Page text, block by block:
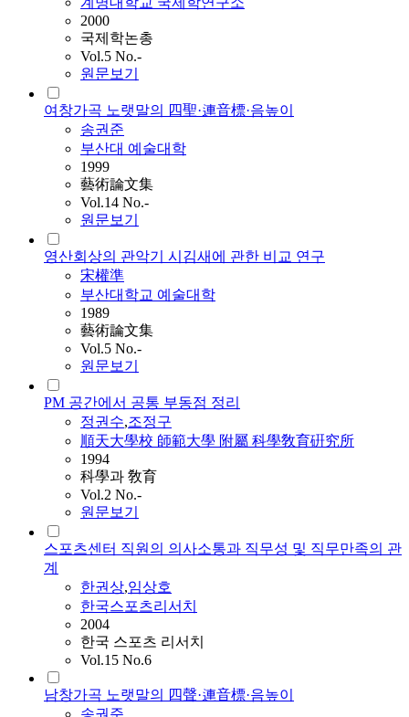
2000
국제학논총
Vol.5 No.-
원문보기
여창가곡 노랫말의 四聖·連音標·음높이
송권준
부산대 예술대학
1999
藝術論文集
Vol.14 No.-
원문보기
영산회상의 관악기 시김새에 관한 비교 연구
宋權準
부산대학교 예술대학
1989
藝術論文集
Vol.5 No.-
원문보기
PM 공간에서 공통 부동점 정리
정권수,조정구
順天大學校 師範大學 附屬 科學敎育硏究所
1994
科學과 敎育
Vol.2 No.-
원문보기
스포츠센터 직원의 의사소통과 직무성 및 직무만족의 관
계
한권상,임상호
한국스포츠리서치
2004
한국 스포츠 리서치
Vol.15 No.6
남창가곡 노랫말의 四聲·連音標·음높이